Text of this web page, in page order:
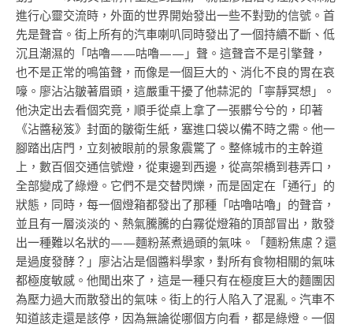
進行心靈交流時，外面的世界開始發出一些不對勁的信號。首
先是聲音。街上所有的汽車喇叭同時發出了一個持續不斷、低
沉且潮濕的「咕嚕——咕嚕——」聲。這聲音不是引擎聲，
也不是正常的鳴笛聲，而像是一個巨大的、消化不良的胃在哀
嚎。廖沾沾皺著眉頭，這嚴重干擾了他蒜泥的「寧靜冥想」。
他決定出去看個究竟，順手從桌上拿了一張髒兮兮的，印著
《沾醬秘笈》封面的皺衛生紙，塞進口袋以備不時之需。他一
腳踏出店門，立刻被眼前的景象震驚了。整條城市的主幹道
上，數百個交通信號燈，從東邊到西邊，從高架橋到巷弄口，
全部變成了綠燈。它們不是交替閃爍，而是固定在「通行」的
狀態，同時，每一個燈箱都發出了那種「咕嚕咕嚕」的聲音，
並且有一層淡淡的、熱氣騰騰的白霧從燈箱的頂部冒出，散發
出一種難以名狀的——麵粉蒸煮過頭的氣味。「麵粉焦慮？還
是過度發酵？」廖沾沾是個醬料學家，對所有食物相關的氣味
都極度敏感。他聞出來了，這是一種只有在極度巨大的麵團因
為壓力過大而散發出的氣味。街上的行人陷入了混亂。汽車不
知道該走還是該停，因為無論從哪個方向看，都是綠燈。一個